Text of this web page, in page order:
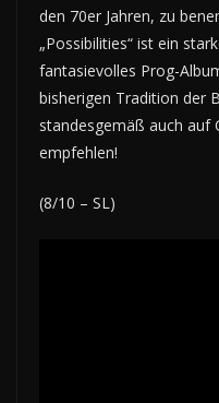
den 70er Jahren, zu
„Possibilities“ ist ein
fantasievolles Prog-
bisherigen Tradition der
standesgemäß auch auf
empfehlen!
(8/10 – SL)